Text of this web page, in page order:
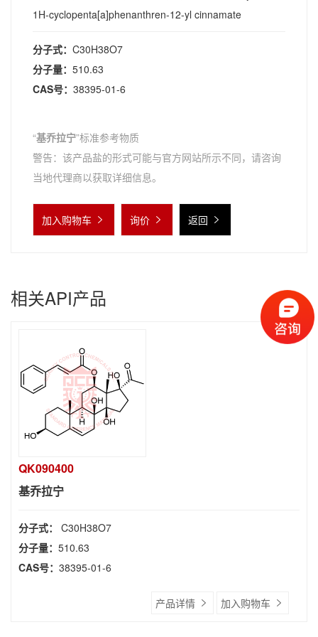
1H-cyclopenta[a]phenanthren-12-yl cinnamate
分子式： C30H38O7
分子量： 510.63
CAS号： 38395-01-6
“基乔拉宁”标准参考物质
警告：该产品盐的形式可能与官方网站所示不同，请咨询
当地代理商以获取详细信息。
加入购物车 询价 返回
相关API产品
QK090400
基乔拉宁
分子式： C30H38O7
分子量： 510.63
CAS号： 38395-01-6
产品详情 加入购物车